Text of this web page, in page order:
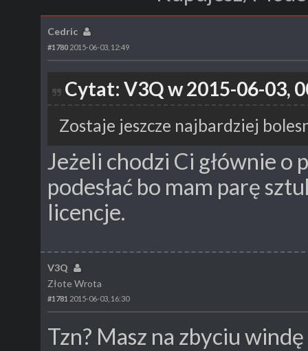
Cedric
#1780 2015-06-03, 12:49
Cytat: V3Q w 2015-06-03,
Zostaje jeszcze najbardziej
Jeżeli chodzi Ci głównie o
podesłać bo mam parę
licencje.
V3Q
Złote Wrota
#1781 2015-06-03, 16:30
Tzn? Masz na zbyciu